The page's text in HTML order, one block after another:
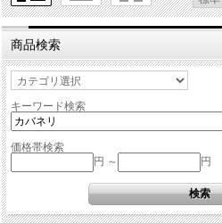
商品検索
キーワード検索
価格帯検索
円 ～
円